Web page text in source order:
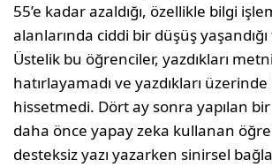
55’e kadar azaldığı, özellikle bilgi
alanlarında ciddi bir düşüş
Üstelik bu öğrenciler, yazdıkları
hatırlayamadı ve yazdıkları
hissetmedi. Dört ay sonra yapılan bir
daha önce yapay zeka kullanan
desteksiz yazı yazarken sinirsel